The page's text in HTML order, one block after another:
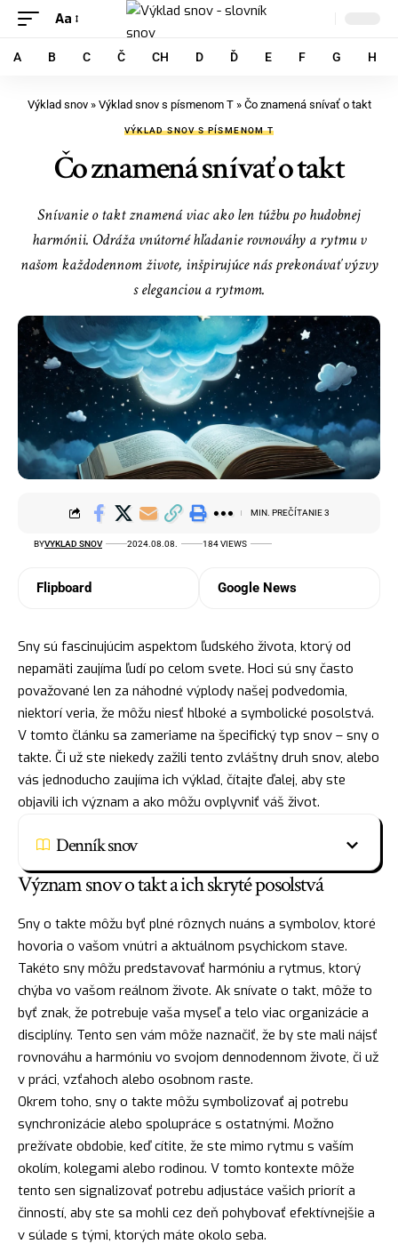
Aa
A B C Č CH D Ď E F G H
Výklad snov» Výklad snov s písmenom T» Čo znamená snívať o takt
VÝKLAD SNOV S PÍSMENOM T
Čo znamená snívať o takt
Snívanie o takt znamená viac ako len túžbu po hudobnej
harmónii. Odráža vnútorné hľadanie rovnováhy a rytmu v
našom každodennom živote, inšpirujúce nás prekonávať výzvy
s eleganciou a rytmom.
BYVYKLAD SNOV 2024.08.08. 184 VIEWS
MIN. PREČÍTANIE 3
Flipboard Google News
Sny sú fascinujúcim aspektom ľudského života, ktorý od
nepamäti zaujíma ľudí po celom svete. Hoci sú sny často
považované len za náhodné výplody našej podvedomia,
niektorí veria, že môžu niesť hlboké a symbolické posolstvá.
V tomto článku sa zameriame na špecifický typ snov – sny o
takte. Či už ste niekedy zažili tento zvláštny druh snov, alebo
vás jednoducho zaujíma ich výklad, čítajte ďalej, aby ste
objavili ich význam a ako môžu ovplyvniť váš život.
Denník snov
Význam snov o takt a ich skryté posolstvá
Sny o takte môžu byť plné rôznych nuáns a symbolov, ktoré
hovoria o vašom vnútri a aktuálnom psychickom stave.
Takéto sny môžu predstavovať harmóniu a rytmus, ktorý
chýba vo vašom reálnom živote. Ak snívate o takt, môže to
byť znak, že potrebuje vaša myseľ a telo viac organizácie a
disciplíny. Tento sen vám môže naznačiť, že by ste mali nájsť
rovnováhu a harmóniu vo svojom dennodennom živote, či už
v práci, vzťahoch alebo osobnom raste.
Okrem toho, sny o takte môžu symbolizovať aj potrebu
synchronizácie alebo spolupráce s ostatnými. Možno
prežívate obdobie, keď cítite, že ste mimo rytmu s vaším
okolím, kolegami alebo rodinou. V tomto kontexte môže
tento sen signalizovať potrebu adjustáce vašich priorít a
činností, aby ste sa mohli cez deň pohybovať efektívnejšie a
v súlade s tými, ktorých máte okolo seba.